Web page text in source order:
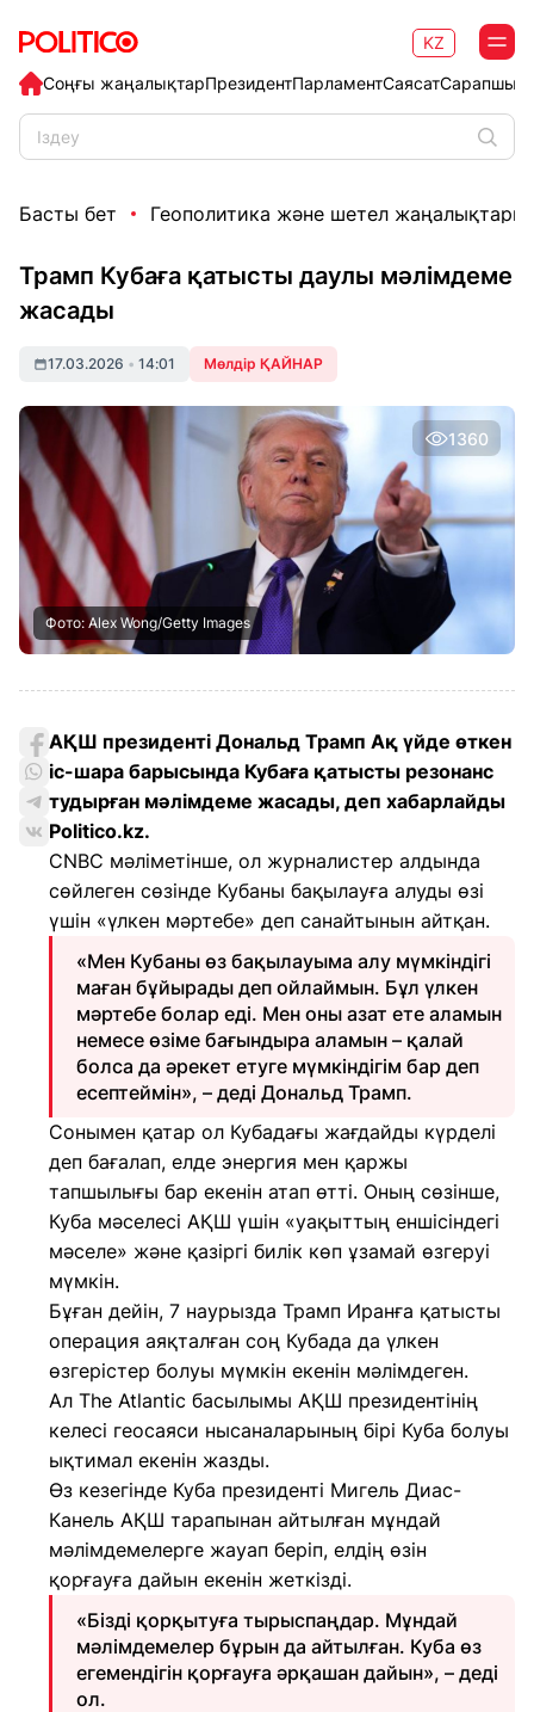
Соңғы жаңалықтарПрезидентПарламентСаясат
KZ
Басты бет Геополитика және шетел жаңалықтары
Трамп Кубаға қатысты даулы мәлімдеме
жасады
17.03.2026 • 14:01 Мөлдір ҚАЙНАР
1360
Фото: Alex Wong/Getty Images
АҚШ президенті Дональд Трамп Ақ үйде өткен
іс-шара барысында Кубаға қатысты резонанс
тудырған мәлімдеме жасады, деп хабарлайды
Politico.kz.
CNBC мәліметінше, ол журналистер алдында
сөйлеген сөзінде Кубаны бақылауға алуды өзі
үшін «үлкен мәртебе» деп санайтынын айтқан.
«Мен Кубаны өз бақылауыма алу мүмкіндігі
маған бұйырады деп ойлаймын. Бұл үлкен
мәртебе болар еді. Мен оны азат ете аламын
немесе өзіме бағындыра аламын – қалай
болса да әрекет етуге мүмкіндігім бар деп
есептеймін», – деді Дональд Трамп.
Сонымен қатар ол Кубадағы жағдайды күрделі
деп бағалап, елде энергия мен қаржы
тапшылығы бар екенін атап өтті. Оның сөзінше,
Куба мәселесі АҚШ үшін «уақыттың еншісіндегі
мәселе» және қазіргі билік көп ұзамай өзгеруі
мүмкін.
Бұған дейін, 7 наурызда Трамп Иранға қатысты
операция аяқталған соң Кубада да үлкен
өзгерістер болуы мүмкін екенін мәлімдеген.
Ал The Atlantic басылымы АҚШ президентінің
келесі геосаяси нысаналарының бірі Куба болуы
ықтимал екенін жазды.
Өз кезегінде Куба президенті Мигель Диас-
Канель АҚШ тарапынан айтылған мұндай
мәлімдемелерге жауап беріп, елдің өзін
қорғауға дайын екенін жеткізді.
«Бізді қорқытуға тырыспаңдар. Мұндай
мәлімдемелер бұрын да айтылған. Куба өз
егемендігін қорғауға әрқашан дайын», – деді
ол.